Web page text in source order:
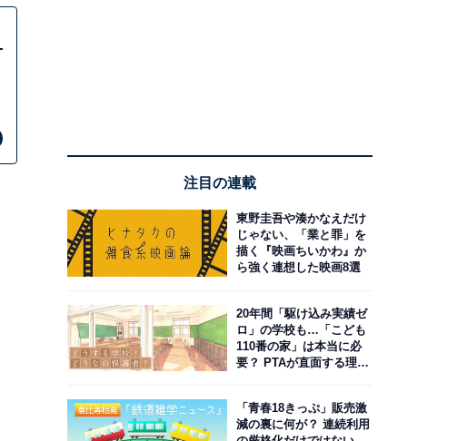
注目の連載
東野圭吾や湊かなえだけ
じゃない、「業と罪」を
描く『映画ちいかわ』か
ら強く連想した映画8選
20年間「駆け込み実績ゼ
ロ」の学校も…「こども
110番の家」は本当に必
要？ PTAが直面する理想
「青春18きっぷ」販売激
減の裏に何が？ 連続利用